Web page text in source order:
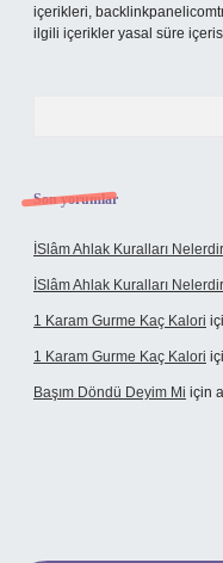
içerikleri,
ilgili içerikler yasal süre
Son yorumlar
İSlâm Ahlak Kuralları Nelerdir
İSlâm Ahlak Kuralları Nelerdir
1 Karam Gurme Kaç Kalori
1 Karam Gurme Kaç Kalori
Başım Döndü Deyim Mi için